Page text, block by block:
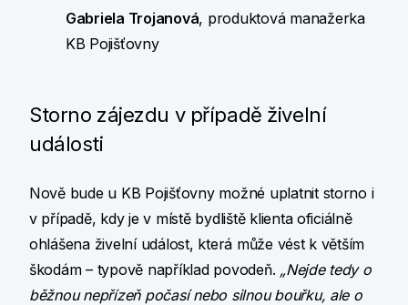
Gabriela Trojanová, produktová manažerka
KB Pojišťovny
Storno zájezdu v případě živelní
události
Nově bude u KB Pojišťovny možné uplatnit storno i
v případě, kdy je v místě bydliště klienta oficiálně
ohlášena živelní událost, která může vést k větším
škodám – typově například povodeň. „Nejde tedy o
běžnou nepřízeň počasí nebo silnou bouřku, ale o